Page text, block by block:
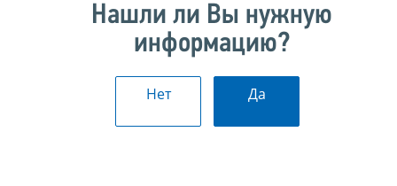
Нашли ли Вы нужную
информацию?
Нет Да